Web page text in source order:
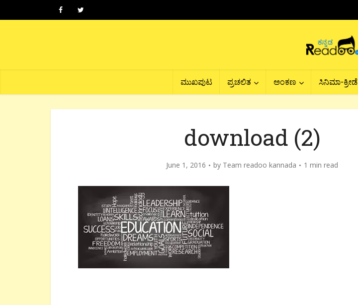
ಮುಖಪುಟ ಪ್ರಚಲಿತ ಅಂಕಣ ಸಿನಿಮಾ-ಕ್ರೀಡೆ
download (2)
June 1, 2016 by Team readoo kannada 1 min read